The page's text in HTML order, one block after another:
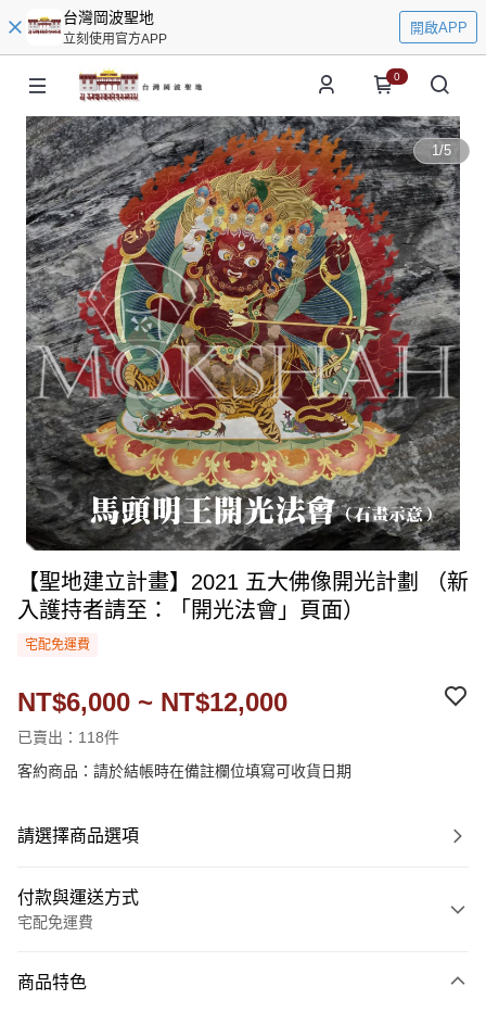
台灣岡波聖地
立刻使用官方APP
開啟APP
0
1/5
【聖地建立計畫】2021 五大佛像開光計劃 （新
入護持者請至：「開光法會」頁面）
宅配免運費
NT$6,000 ~ NT$12,000
已賣出：118件
客約商品：請於結帳時在備註欄位填寫可收貨日期
請選擇商品選項
付款與運送方式
宅配免運費
信用卡一次付款
商品特色